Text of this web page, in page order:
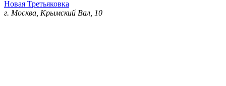
Новая Третьяковка
г. Москва, Крымский Вал, 10